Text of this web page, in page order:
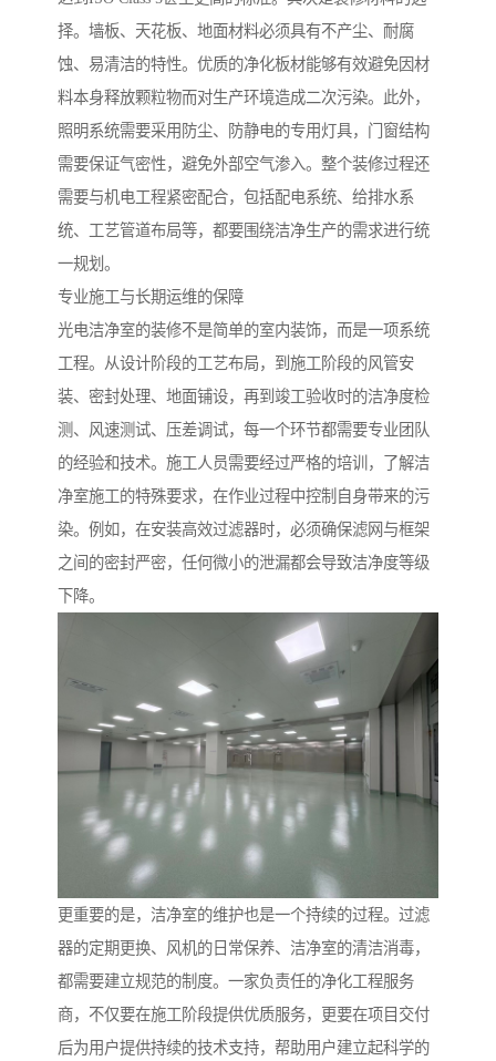
择。墙板、天花板、地面材料必须具有不产尘、耐腐
蚀、易清洁的特性。优质的净化板材能够有效避免因材
料本身释放颗粒物而对生产环境造成二次污染。此外，
照明系统需要采用防尘、防静电的专用灯具，门窗结构
需要保证气密性，避免外部空气渗入。整个装修过程还
需要与机电工程紧密配合，包括配电系统、给排水系
统、工艺管道布局等，都要围绕洁净生产的需求进行统
一规划。
专业施工与长期运维的保障
光电洁净室的装修不是简单的室内装饰，而是一项系统
工程。从设计阶段的工艺布局，到施工阶段的风管安
装、密封处理、地面铺设，再到竣工验收时的洁净度检
测、风速测试、压差调试，每一个环节都需要专业团队
的经验和技术。施工人员需要经过严格的培训，了解洁
净室施工的特殊要求，在作业过程中控制自身带来的污
染。例如，在安装高效过滤器时，必须确保滤网与框架
之间的密封严密，任何微小的泄漏都会导致洁净度等级
下降。
更重要的是，洁净室的维护也是一个持续的过程。过滤
器的定期更换、风机的日常保养、洁净室的清洁消毒，
都需要建立规范的制度。一家负责任的净化工程服务
商，不仅要在施工阶段提供优质服务，更要在项目交付
后为用户提供持续的技术支持，帮助用户建立起科学的